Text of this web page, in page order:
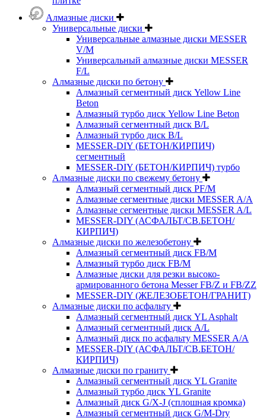
Алмазные диски
Универсальные диски
Универсальные алмазные диски MESSER
V/M
Универсальный алмазные диски MESSER
F/L
Алмазные диски по бетону
Алмазный сегментный диск Yellow Line
Beton
Алмазный турбо диск Yellow Line Beton
Алмазный сегментный диск B/L
Алмазный турбо диск B/L
MESSER-DIY (БЕТОН/КИРПИЧ)
сегментный
MESSER-DIY (БЕТОН/КИРПИЧ) турбо
Алмазные диски по свежему бетону
Алмазный сегментный диск PF/M
Алмазные сегментные диски MESSER A/A
Алмазные сегментные диски MESSER A/L
MESSER-DIY (АСФАЛЬТ/СВ.БЕТОН/
КИРПИЧ)
Алмазные диски по железобетону
Алмазный сегментный диск FB/M
Алмазный турбо диск FB/M
Алмазные диски для резки высоко-
армированного бетона Messer FB/Z и FB/ZZ
MESSER-DIY (ЖЕЛЕЗОБЕТОН/ГРАНИТ)
Алмазные диски по асфальту
Алмазный сегментный диск YL Asphalt
Алмазный сегментный диск A/L
Алмазный диск по асфальту MESSER A/A
MESSER-DIY (АСФАЛЬТ/СВ.БЕТОН/
КИРПИЧ)
Алмазные диски по граниту
Алмазный сегментный диск YL Granite
Алмазный турбо диск YL Granite
Алмазный диск G/X-J (сплошная кромка)
Алмазный сегментный диск G/M-Dry